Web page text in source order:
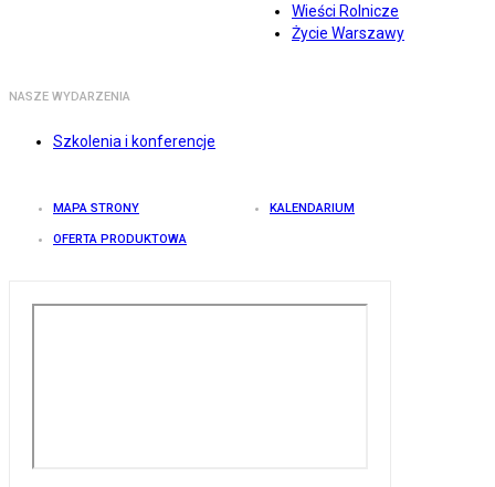
Wieści Rolnicze
Życie Warszawy
NASZE WYDARZENIA
Szkolenia i konferencje
MAPA STRONY KALENDARIUM
OFERTA PRODUKTOWA